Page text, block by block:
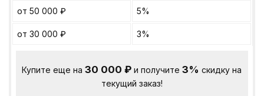
от 50 000 ₽ 5%
от 30 000 ₽ 3%
Купите еще на30 000₽ и получите3% скидку на
текущий заказ!